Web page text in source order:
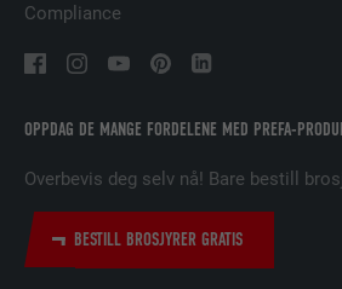
OPPDAG DE MANGE FORDELENE MED PREFA-
Overbevis deg selv nå! Bare bestill
BESTILL BROSJYRER GRATIS
Compliance
TILBYDER
FORLØP 1 dag
FORMÅL
Brukt av SoMe-
NAVN lissc